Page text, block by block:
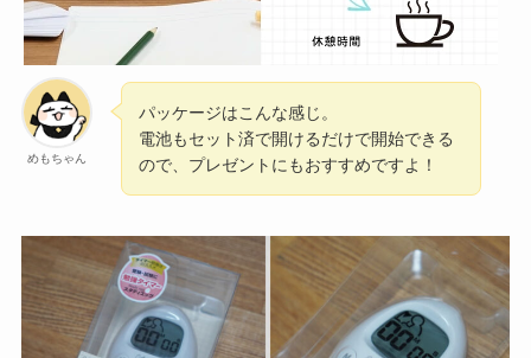
めもちゃん
パッケージはこんな感じ。
電池もセット済で開けるだけで開始できる
ので、プレゼントにもおすすめですよ！